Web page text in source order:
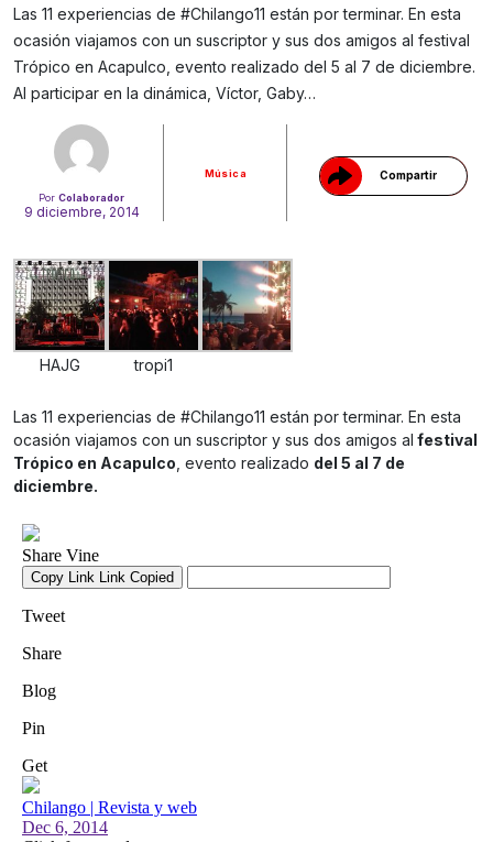
PorColaborador
9 diciembre, 2014
Música Compartir
Gracias!
Las 11 experiencias de #Chilango11 están por terminar. En esta
ocasión viajamos con un suscriptor y sus dos amigos al festival
Trópico en Acapulco, evento realizado del 5 al 7 de diciembre.
Al participar en la dinámica, Víctor, Gaby…
HAJG tropi1
Las 11 experiencias de #Chilango11 están por terminar. En esta
ocasión viajamos con un suscriptor y sus dos amigos al festival
Trópico en Acapulco , evento realizado del 5 al 7 de
diciembre.